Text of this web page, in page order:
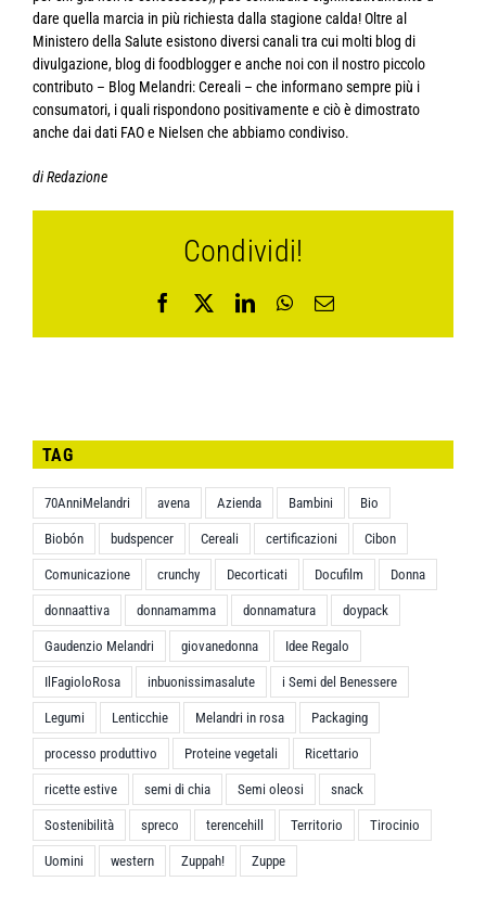
dare quella marcia in più richiesta dalla stagione calda! Oltre al
Ministero della Salute esistono diversi canali tra cui molti blog di
divulgazione, blog di foodblogger e anche noi con il nostro piccolo
contributo – Blog Melandri: Cereali – che informano sempre più i
consumatori, i quali rispondono positivamente e ciò è dimostrato
anche dai dati FAO e Nielsen che abbiamo condiviso.
di Redazione
Condividi!
Facebook
X LinkedInWhatsApp
Email
TAG
70AnniMelandri avena Azienda Bambini Bio
Biobón budspencer Cereali certificazioni Cibon
Comunicazione crunchy Decorticati Docufilm Donna
donnaattiva donnamamma donnamatura doypack
Gaudenzio Melandri giovanedonna Idee Regalo
IlFagioloRosa inbuonissimasalute i Semi del Benessere
Legumi Lenticchie Melandri in rosa Packaging
processo produttivo Proteine vegetali Ricettario
ricette estive semi di chia Semi oleosi snack
Sostenibilità spreco terencehill Territorio Tirocinio
Uomini western Zuppah! Zuppe